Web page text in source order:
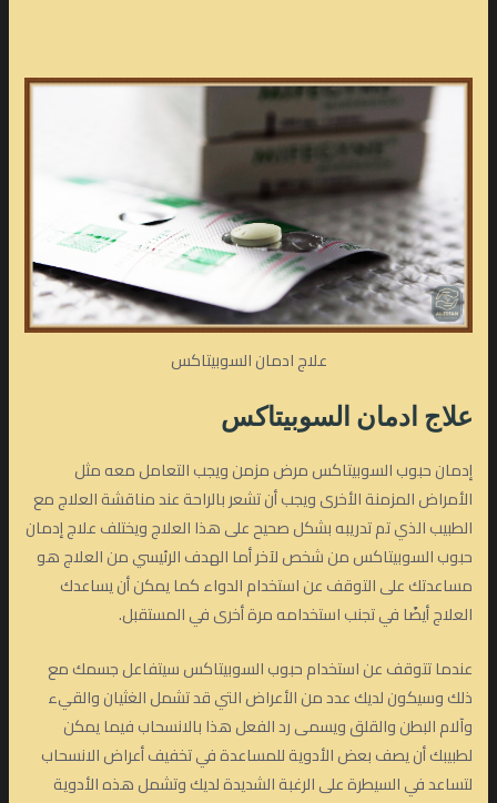
علاج ادمان السوبيتاكس
علاج ادمان السوبيتاكس
إدمان حبوب السوبيتاكس مرض مزمن ويجب التعامل معه مثل
الأمراض المزمنة الأخرى ويجب أن تشعر بالراحة عند مناقشة العلاج مع
الطبيب الذي تم تدريبه بشكل صحيح على هذا العلاج ويختلف علاج إدمان
حبوب السوبيتاكس من شخص لآخر أما الهدف الرئيسي من العلاج هو
مساعدتك على التوقف عن استخدام الدواء كما يمكن أن يساعدك
العلاج أيضًا في تجنب استخدامه مرة أخرى في المستقبل.
عندما تتوقف عن استخدام حبوب السوبيتاكس سيتفاعل جسمك مع
ذلك وسيكون لديك عدد من الأعراض التي قد تشمل الغثيان والقيء
وآلام البطن والقلق ويسمى رد الفعل هذا بالانسحاب فيما يمكن
لطبيبك أن يصف بعض الأدوية للمساعدة في تخفيف أعراض الانسحاب
لتساعد في السيطرة على الرغبة الشديدة لديك وتشمل هذه الأدوية